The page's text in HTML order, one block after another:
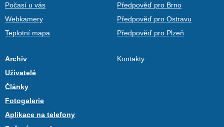
Počasí u vás
Webkamery
Teplotní mapa
Předpověď pro Brno
Předpověď pro Ostravu
Předpověď pro Plzeň
Archiv
Uživatelé
Články
Fotogalerie
Aplikace na telefony
Kontakty